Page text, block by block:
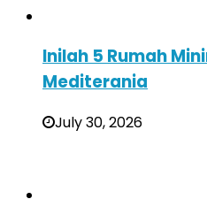
Inilah 5 Rumah
Mediterania
July 30, 2026